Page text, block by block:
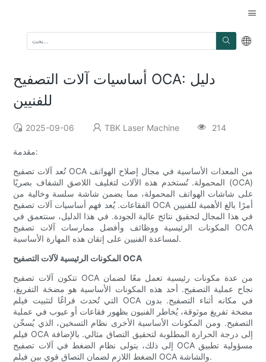
أساسيات آلات التصفيح OCA: دليل
للفنيين
2025-09-06 TBK Laser Machine 214
مقدمة:
تُعد آلات تصفيح OCA من المعدات الأساسية في مجال إصلاح الهواتف
المحمولة. تُستخدم هذه الآلات لتغليف اللاصق الشفاف بصريًا (OCA)
على شاشات الهواتف المحمولة، مما يضمن شاشة سلسة وخالية من
الفقاعات. يُعد فهم أساسيات آلات تصفيح OCA أمرًا بالغ الأهمية للفنيين
في هذا المجال لتحقيق نتائج عالية الجودة. في هذا الدليل، سنتعمق في
المكونات الرئيسية ووظائف وأفضل ممارسات آلات تصفيح OCA
لمساعدة الفنيين على إتقان هذه المهارة الأساسية.
المكونات الرئيسية لآلات التصفيح OCA
تتكون آلات تصفيح OCA من عدة مكونات رئيسية تعمل معًا لضمان
نجاح عملية التصفيح. أحد هذه المكونات الأساسية هو مضخة التفريغ،
التي تُحدث فراغًا لتثبيت فيلم OCA في مكانه أثناء التصفيح. بدون
مضخة تفريغ موثوقة، يُخاطر الفنيون بظهور فقاعات أو عيوب في عملية
التصفيح. ومن المكونات الأساسية الأخرى نظام التسخين، الذي يُسخّن
فيلم OCA إلى درجة الحرارة المطلوبة لتحقيق التصاق مثالي. بالإضافة
إلى ذلك، يتولى نظام الضغط في آلات تصفيح OCA مسؤولية تطبيق
الضغط اللازم لضمان التصاق قوي بين فيلم OCA والشاشة.